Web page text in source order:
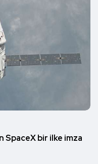
SpaceX bir ilke imza